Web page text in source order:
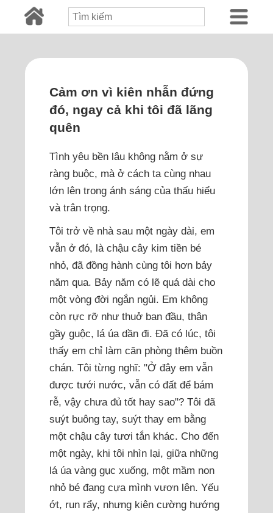
Cảm ơn vì kiên nhẫn đứng
đó, ngay cả khi tôi đã lãng
quên
Tình yêu bền lâu không nằm ở sự
ràng buộc, mà ở cách ta cùng nhau
lớn lên trong ánh sáng của thấu hiểu
và trân trọng.
Tôi trở về nhà sau một ngày dài, em
vẫn ở đó, là chậu cây kim tiền bé
nhỏ, đã đồng hành cùng tôi hơn bảy
năm qua. Bảy năm có lẽ quá dài cho
một vòng đời ngắn ngủi. Em không
còn rực rỡ như thuở ban đầu, thân
gầy guộc, lá úa dần đi. Đã có lúc, tôi
thấy em chỉ làm căn phòng thêm buồn
chán. Tôi từng nghĩ: "Ở đây em vẫn
được tưới nước, vẫn có đất để bám
rễ, vậy chưa đủ tốt hay sao"? Tôi đã
suýt buông tay, suýt thay em bằng
một chậu cây tươi tắn khác. Cho đến
một ngày, khi tôi nhìn lại, giữa những
lá úa vàng gục xuống, một mầm non
nhỏ bé đang cựa mình vươn lên. Yếu
ớt, run rẩy, nhưng kiên cường hướng